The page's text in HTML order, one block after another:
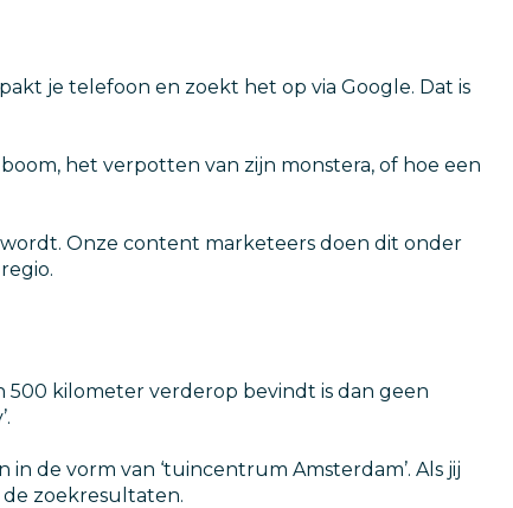
je telefoon en zoekt het op via Google. Dat is
het verpotten van zijn monstera, of hoe een
Onze content marketeers doen dit onder
500 kilometer verderop bevindt is dan geen
de vorm van ‘tuincentrum Amsterdam’. Als jij
zoekresultaten.